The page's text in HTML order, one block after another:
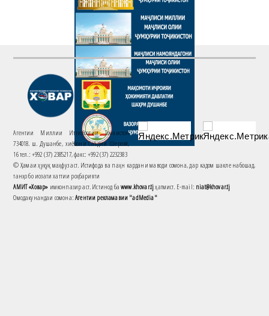
Агентии Миллии Иттилоотии Тоҷикистон
734018. ш. Душанбе, хиёбони Саъдии Шерозӣ,
16 тел.: +992 (37) 2385217, факс: +992 (37) 2232383
© Ҳамаи ҳуқуқ маҳфуз аст. Истифода ва паҳн кардани маводи сомона, дар кадом шакле набошад,
танҳо бо иҷозати хаттии роҳбарияти
АМИТ «Ховар» имконпазир аст. Истинод баwww.khovar.tjҳатмист. E-mail: niat@khovar.tj
Омодакунандаи сомона:Агентии рекламавии "adMedia"